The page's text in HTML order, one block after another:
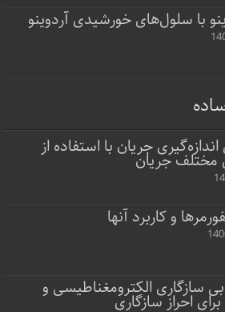
با سلول‌های خورشیدی آردوینو
جریان با استفاده از
مختلف جریان
و کاربرد آنها
سازگاری الکترومغناطیسی و
احراز سازگاری